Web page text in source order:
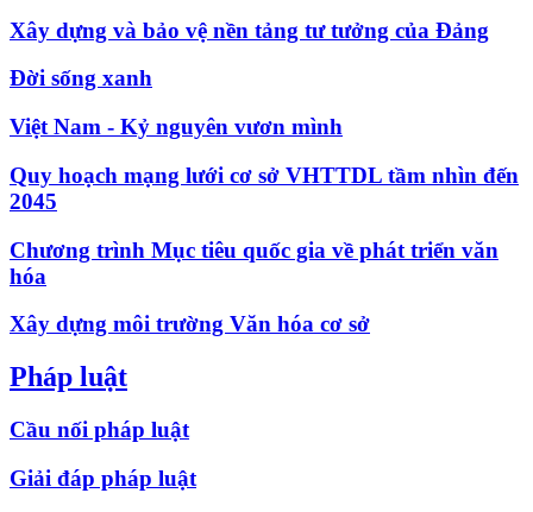
Xây dựng và bảo vệ nền tảng tư tưởng của Đảng
Đời sống xanh
Việt Nam - Kỷ nguyên vươn mình
Quy hoạch mạng lưới cơ sở VHTTDL tầm nhìn đến
2045
Chương trình Mục tiêu quốc gia về phát triển văn
hóa
Xây dựng môi trường Văn hóa cơ sở
Pháp luật
Cầu nối pháp luật
Giải đáp pháp luật